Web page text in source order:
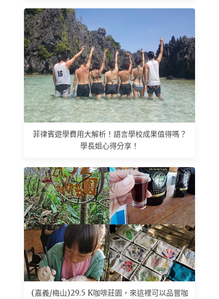
菲律賓遊學費用大解析！語言學校成果值得嗎？
學長姐心得分享！
(嘉義/梅山)29.5 K咖啡莊園，來這裡可以品嘗咖